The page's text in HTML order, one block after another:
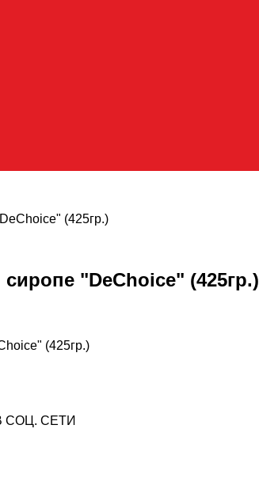
(425гр.)
"DeChoice" (425гр.)
СЕТИ